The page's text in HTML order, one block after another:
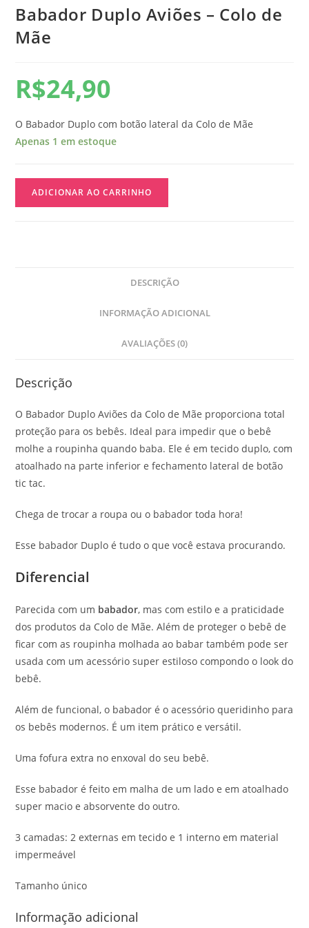
Babador Duplo Aviões – Colo de
Mãe
R$24,90
O Babador Duplo com botão lateral da Colo de Mãe
Apenas 1 em estoque
ADICIONAR AO CARRINHO
DESCRIÇÃO
INFORMAÇÃO ADICIONAL
AVALIAÇÕES (0)
Descrição
O Babador Duplo Aviões da Colo de Mãe proporciona total
proteção para os bebês. Ideal para impedir que o bebê
molhe a roupinha quando baba. Ele é em tecido duplo, com
atoalhado na parte inferior e fechamento lateral de botão
tic tac.
Chega de trocar a roupa ou o babador toda hora!
Esse babador Duplo é tudo o que você estava procurando.
Diferencial
Parecida com um babador, mas com estilo e a praticidade
dos produtos da Colo de Mãe. Além de proteger o bebê de
ficar com as roupinha molhada ao babar também pode ser
usada com um acessório super estiloso compondo o look do
bebê.
Além de funcional, o babador é o acessório queridinho para
os bebês modernos. É um item prático e versátil.
Uma fofura extra no enxoval do seu bebê.
Esse babador é feito em malha de um lado e em atoalhado
super macio e absorvente do outro.
3 camadas: 2 externas em tecido e 1 interno em material
impermeável
Tamanho único
Informação adicional